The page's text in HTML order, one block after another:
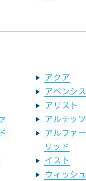
アクア
アベンシス
アリスト
アルテッ
アルファ
リッド
イスト
ウィッシュ